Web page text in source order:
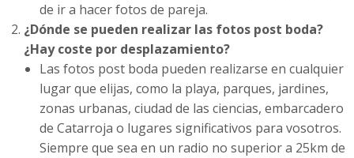
de ir a hacer fotos de pareja.
¿Dónde se pueden realizar las fotos post boda?
¿Hay coste por desplazamiento?
Las fotos post boda pueden realizarse en cualquier
lugar que elijas, como la playa, parques, jardines,
zonas urbanas, ciudad de las ciencias, embarcadero
de Catarroja o lugares significativos para vosotros.
Siempre que sea en un radio no superior a 25km de